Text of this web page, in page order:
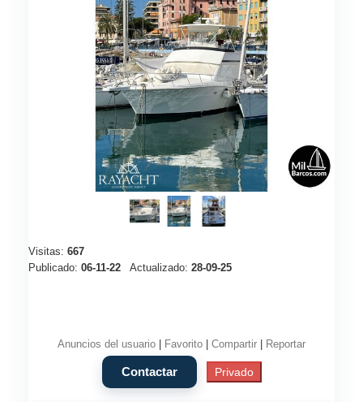
Visitas: 667
Publicado: 06-11-22 Actualizado: 28-09-25
Anuncios del usuario Favorito Compartir Reportar